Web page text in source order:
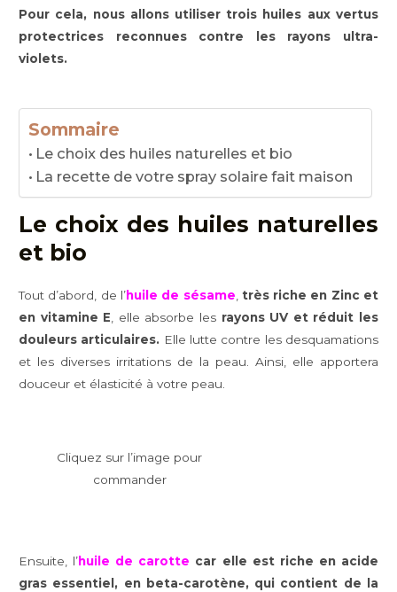
Pour cela, nous allons utiliser trois huiles aux vertus
protectrices reconnues contre les rayons ultra-
violets.
Sommaire
Le choix des huiles naturelles et bio
La recette de votre spray solaire fait maison
Le choix des huiles naturelles
et bio
Tout d’abord, de l’huile de sésame très riche en Zinc et
en vitamine E , elle absorbe les rayons UV et réduit les
douleurs articulaires. Elle lutte contre les desquamations
et les diverses irritations de la peau. Ainsi, elle apportera
douceur et élasticité à votre peau.
Cliquez sur l’image pour
commander
Ensuite, l’huile de carotte car elle est riche en acide
gras essentiel, en beta-carotène, qui contient de la